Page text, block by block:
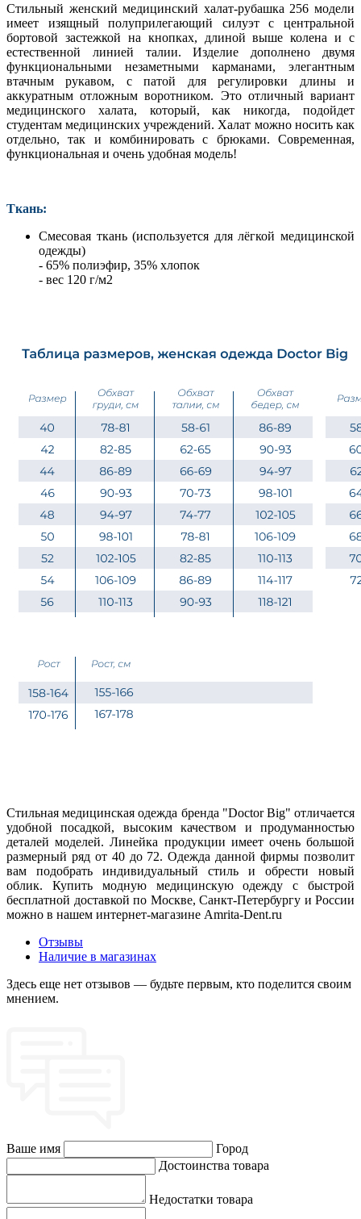
Стильный женский медицинский халат-рубашка 256 модели
имеет изящный полуприлегающий силуэт с центральной
бортовой застежкой на кнопках, длиной выше колена и с
естественной линией талии. Изделие дополнено двумя
функциональными незаметными карманами, элегантным
втачным рукавом, с патой для регулировки длины и
аккуратным отложным воротником. Это отличный вариант
медицинского халата, который, как никогда, подойдет
студентам медицинских учреждений. Халат можно носить как
отдельно, так и комбинировать с брюками. Современная,
функциональная и очень удобная модель!
Ткань:
Смесовая ткань (используется для лёгкой медицинской
одежды)
- 65% полиэфир, 35% хлопок
- вес 120 г/м2
Стильная медицинская одежда бренда "Doctor Big" отличается
удобной посадкой, высоким качеством и продуманностью
деталей моделей. Линейка продукции имеет очень большой
размерный ряд от 40 до 72. Одежда данной фирмы позволит
вам подобрать индивидуальный стиль и обрести новый
облик. Купить модную медицинскую одежду с быстрой
бесплатной доставкой по Москве, Санкт-Петербургу и России
можно в нашем интернет-магазине Amrita-Dent.ru
Отзывы
Наличие в магазинах
Здесь еще нет отзывов — будьте первым, кто поделится своим
мнением.
Ваше имя
Город
Достоинства товара
Недостатки товара